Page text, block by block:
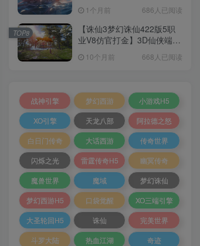
工具+管理后台+CDK授权后
台+安卓+架设教程
1个月前 686人已阅读
【诛仙3梦幻诛仙422版5职
业V8仿官打金】3D仙侠端游
工具+PC客户端+架设教程
10个月前 668人已阅读
TOP8
战神引擎 梦幻西游
小游戏H5
XO引擎
天龙八部
阿拉德之怒
白日门传奇
大话西游
传奇世界
闪烁之光
雷霆传奇H5
幽冥传奇
魔兽世界
魔域
梦幻诛仙
梦幻西游H5
口袋觉醒
XO三端引擎
大圣轮回H5
诛仙
完美世界
斗罗大陆
热血江湖
奇迹